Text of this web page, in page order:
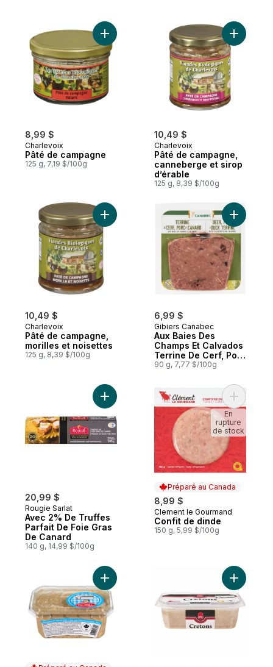
8,99 $
Charlevoix
Pâté de campagne
125 g, 7,19 $/100g
Ajouter Pâté de campagne au panier
10,49 $
Charlevoix
Pâté de campagne,
canneberge et sirop
d’érable
125 g, 8,39 $/100g
Ajouter
10,49 $
Charlevoix
Pâté de campagne,
morilles et noisettes
125 g, 8,39 $/100g
Ajouter Pâté de campagne, morilles et
6,99 $
Gibiers Canabec
Aux Baies Des
Champs Et Calvados
Terrine De Cerf, Porc
Et Canard
90 g, 7,77 $/100g
Ajouter
20,99 $
Rougie Sarlat
Avec 2% De Truffes
Parfait De Foie Gras
De Canard
140 g, 14,99 $/100g
Ajouter Avec 2% De Truffes Parfait De
Préparé au Canada
8,99 $
Préparé au Canada
Clement le Gourmand
Confit de dinde
150 g, 5,99 $/100g
Ajouter
En
rupture
de stock
Ajouter Cretonnade de veau et porc au
Ajouter